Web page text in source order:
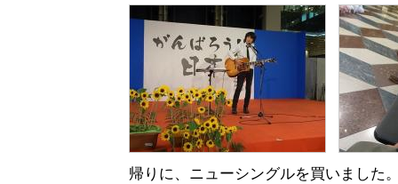
帰りに、ニューシングルを買いました